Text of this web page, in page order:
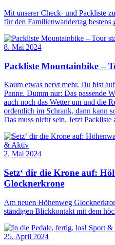
Mit unserer Check- und Packliste
für den Familienwandertag bestens
8. Mai 2024
Packliste Mountainbike –
Kaum etwas nervt mehr. Du bist
Panne. Dumm nur: Das passende
auch noch das Wetter um und die
ordentlich im Schrank, dann kann
Das muss nicht sein. Jetzt Packliste
& Aktiv
2. Mai 2024
Setz‘ dir die Krone auf:
Glocknerkrone
Am neuen Höhenweg
ständigen Blickkontakt mit dem
Sport
25. April 2024